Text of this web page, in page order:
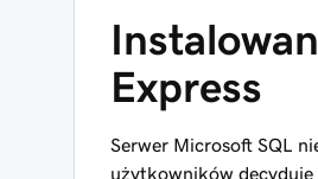
Express
Serwer Microsoft SQL
użytkowników decyduje